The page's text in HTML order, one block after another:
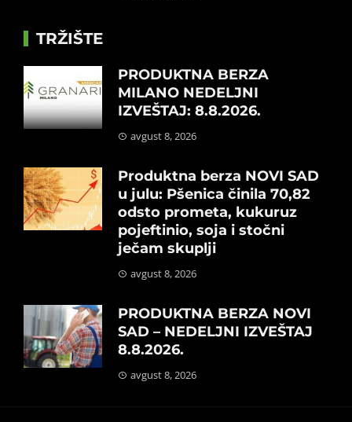
TRŽIŠTE
PRODUKTNA BERZA
MILANO NEDELJNI
IZVEŠTAJ: 8.8.2026.
avgust 8, 2026
Produktna berza NOVI SAD
u julu: Pšenica činila 70,82
odsto prometa, kukuruz
pojeftinio, soja i stočni
ječam skuplji
avgust 8, 2026
PRODUKTNA BERZA NOVI
SAD – NEDELJNI IZVEŠTAJ
8.8.2026.
avgust 8, 2026